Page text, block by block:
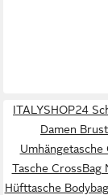
ITALYSHOP24
Damen
Umhängetasche
Tasche CrossBag
Hüfttasche